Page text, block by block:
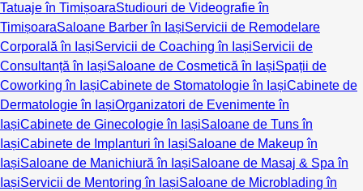
Tatuaje în TimișoaraStudiouri de Videografie în
TimișoaraSaloane Barber în IașiServicii de Remodelare
Corporală în IașiServicii de Coaching în IașiServicii de
Consultanță în IașiSaloane de Cosmetică în IașiSpații de
Coworking în IașiCabinete de Stomatologie în IașiCabinete de
Dermatologie în IașiOrganizatori de Evenimente în
IașiCabinete de Ginecologie în IașiSaloane de Tuns în
IașiCabinete de Implanturi în IașiSaloane de Makeup în
IașiSaloane de Manichiură în IașiSaloane de Masaj & Spa în
IașiServicii de Mentoring în IașiSaloane de Microblading în